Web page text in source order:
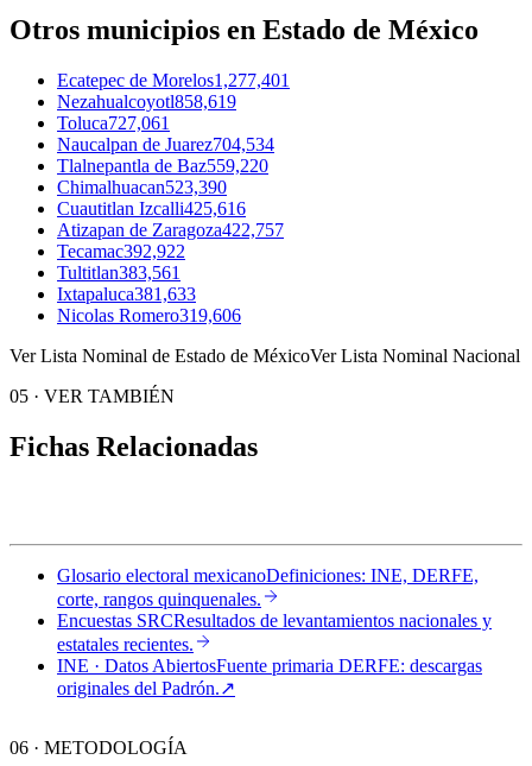
Otros municipios en Estado de México
Ecatepec de Morelos1,277,401
Nezahualcoyotl858,619
Toluca727,061
Naucalpan de Juarez704,534
Tlalnepantla de Baz559,220
Chimalhuacan523,390
Cuautitlan Izcalli425,616
Atizapan de Zaragoza422,757
Tecamac392,922
Tultitlan383,561
Ixtapaluca381,633
Nicolas Romero319,606
Ver Lista Nominal de Estado de MéxicoVer Lista Nominal Nacional
05 · VER TAMBIÉN
Fichas Relacionadas
Glosario electoral mexicanoDefiniciones: INE, DERFE,
corte, rangos quinquenales.
Encuestas SRCResultados de levantamientos nacionales y
estatales recientes.
INE · Datos AbiertosFuente primaria DERFE: descargas
originales del Padrón.↗︎
06 · METODOLOGÍA